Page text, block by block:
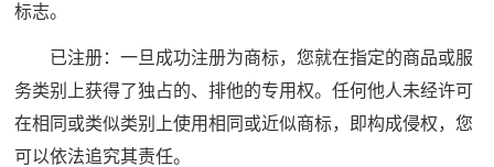
标志。
已注册：一旦成功注册为商标，您就在指定的商品或服
务类别上获得了独占的、排他的专用权。任何他人未经许可
在相同或类似类别上使用相同或近似商标，即构成侵权，您
可以依法追究其责任。